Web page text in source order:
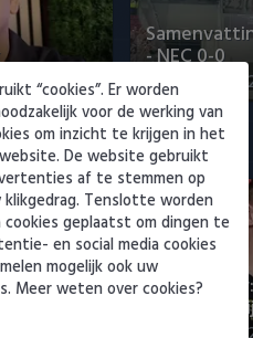
- NEC 0-0
5 augustus
Joris
Ahead te
“cookies”. Er worden
voor de werking van
om inzicht te krijgen in het
De website gebruikt
af te stemmen op
Tenslotte worden
geplaatst om dingen te
en social media cookies
mogelijk ook uw
Meer weten over cookies?